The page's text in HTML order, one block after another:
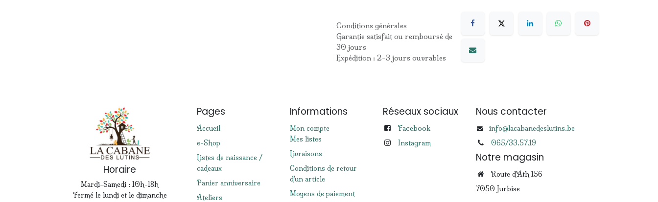
Conditions générales
Garantie satisfait ou remboursé de
30 jours
Expédition : 2-3 jours ouvrables
Horaire
Mardi-Samedi : 10h-18h
Fermé le lundi et le dimanche
Pages
Accueil
e-Shop
Listes de naissance /
cadeaux
Panier anniversaire
Ateliers
Informations
Mon compte
Mes listes
Livraisons
Conditions de retour
d'un article
Moyens de paiement
Réseaux sociaux
Facebook
Instagram
Nous contacter
info@lacabanedeslutins.be
065/33.57.19
Notre magasin
Route d'Ath 156
7050 Jurbise